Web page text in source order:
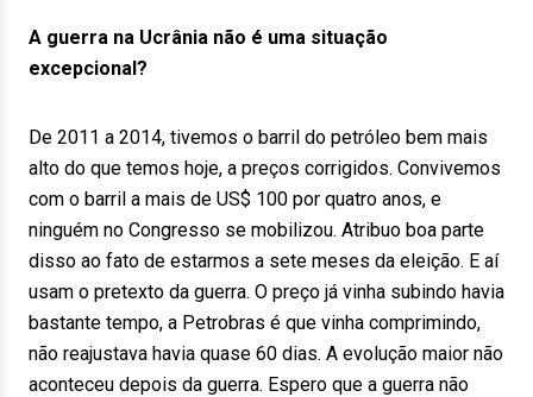
A guerra na Ucrânia não é uma situação
excepcional?
De 2011 a 2014, tivemos o barril do petróleo bem mais
alto do que temos hoje, a preços corrigidos. Convivemos
com o barril a mais de US$ 100 por quatro anos, e
ninguém no Congresso se mobilizou. Atribuo boa parte
disso ao fato de estarmos a sete meses da eleição. E aí
usam o pretexto da guerra. O preço já vinha subindo havia
bastante tempo, a Petrobras é que vinha comprimindo,
não reajustava havia quase 60 dias. A evolução maior não
aconteceu depois da guerra. Espero que a guerra não